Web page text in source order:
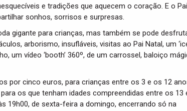
e tradições que aquecem o coração. E o Pai
sonhos, sorrisos e surpresas.
gigante para crianças, mas também se pode
arborismo, insufláveis, visitas ao Pai Natal, um
um vídeo ‘booth’ 360º, de um carrossel, baloiço
por cinco euros, para crianças entre os 3 e os 12
os que tenham idades compreendidas entre os 13
19h00, de sexta-feira a domingo, encerrando só na